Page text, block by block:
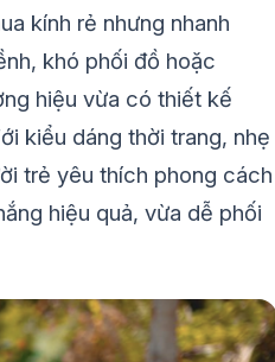
kính rẻ nhưng nhanh
khó phối đồ hoặc
hiệu vừa có thiết kế
kiểu dáng thời trang, nhẹ
trẻ yêu thích phong cách
hiệu quả, vừa dễ phối